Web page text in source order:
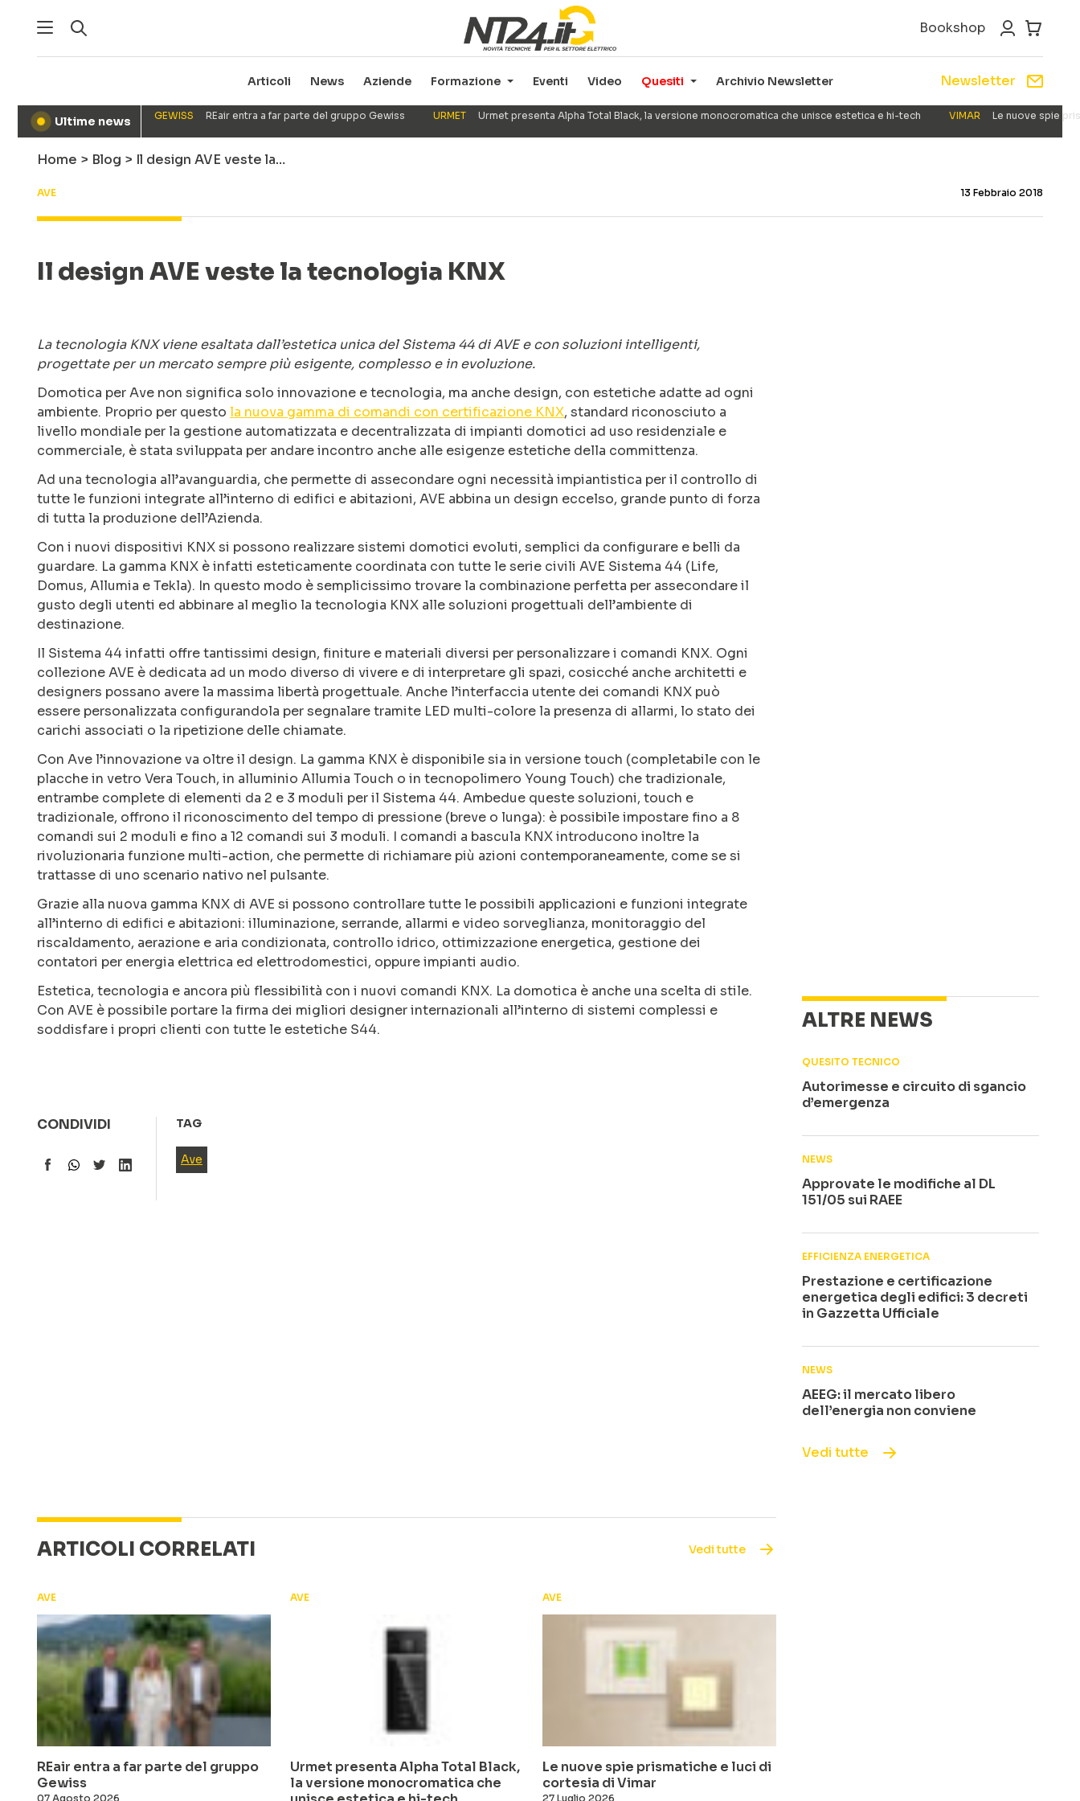
Bookshop
Articoli News Aziende Formazione Eventi Video Quesiti Archivio Newsletter Newsletter
● Ultime news GEWISS REair entra a far parte del gruppo Gewiss URMET Urmet presenta Alpha Total Black, la versione monocromatica che unisce estetica e hi-tech VIMAR Le nuove spie
Home > Blog > Il design AVE veste la…
AVE 13 Febbraio 2018
Il design AVE veste la tecnologia KNX
La tecnologia KNX viene esaltata dall’estetica unica del Sistema 44 di AVE e con soluzioni intelligenti,
progettate per un mercato sempre più esigente, complesso e in evoluzione.
Domotica per Ave non significa solo innovazione e tecnologia, ma anche design, con estetiche adatte ad ogni
ambiente. Proprio per questo la nuova gamma di comandi con certificazione KNX, standard riconosciuto a
livello mondiale per la gestione automatizzata e decentralizzata di impianti domotici ad uso residenziale e
commerciale, è stata sviluppata per andare incontro anche alle esigenze estetiche della committenza.
Ad una tecnologia all’avanguardia, che permette di assecondare ogni necessità impiantistica per il controllo di
tutte le funzioni integrate all’interno di edifici e abitazioni, AVE abbina un design eccelso, grande punto di forza
di tutta la produzione dell’Azienda.
Con i nuovi dispositivi KNX si possono realizzare sistemi domotici evoluti, semplici da configurare e belli da
guardare. La gamma KNX è infatti esteticamente coordinata con tutte le serie civili AVE Sistema 44 (Life,
Domus, Allumia e Tekla). In questo modo è semplicissimo trovare la combinazione perfetta per assecondare il
gusto degli utenti ed abbinare al meglio la tecnologia KNX alle soluzioni progettuali dell’ambiente di
destinazione.
Il Sistema 44 infatti offre tantissimi design, finiture e materiali diversi per personalizzare i comandi KNX. Ogni
collezione AVE è dedicata ad un modo diverso di vivere e di interpretare gli spazi, cosicché anche architetti e
designers possano avere la massima libertà progettuale. Anche l’interfaccia utente dei comandi KNX può
essere personalizzata configurandola per segnalare tramite LED multi-colore la presenza di allarmi, lo stato dei
carichi associati o la ripetizione delle chiamate.
Con Ave l’innovazione va oltre il design. La gamma KNX è disponibile sia in versione touch (completabile con le
placche in vetro Vera Touch, in alluminio Allumia Touch o in tecnopolimero Young Touch) che tradizionale,
entrambe complete di elementi da 2 e 3 moduli per il Sistema 44. Ambedue queste soluzioni, touch e
tradizionale, offrono il riconoscimento del tempo di pressione (breve o lunga): è possibile impostare fino a 8
comandi sui 2 moduli e fino a 12 comandi sui 3 moduli. I comandi a bascula KNX introducono inoltre la
rivoluzionaria funzione multi-action, che permette di richiamare più azioni contemporaneamente, come se si
trattasse di uno scenario nativo nel pulsante.
Grazie alla nuova gamma KNX di AVE si possono controllare tutte le possibili applicazioni e funzioni integrate
all’interno di edifici e abitazioni: illuminazione, serrande, allarmi e video sorveglianza, monitoraggio del
riscaldamento, aerazione e aria condizionata, controllo idrico, ottimizzazione energetica, gestione dei
contatori per energia elettrica ed elettrodomestici, oppure impianti audio.
Estetica, tecnologia e ancora più flessibilità con i nuovi comandi KNX. La domotica è anche una scelta di stile.
Con AVE è possibile portare la firma dei migliori designer internazionali all’interno di sistemi complessi e
soddisfare i propri clienti con tutte le estetiche S44.
CONDIVIDI TAG
Ave
ALTRE NEWS
QUESITO TECNICO
Autorimesse e circuito di sgancio
d’emergenza
NEWS
Approvate le modifiche al DL
151/05 sui RAEE
EFFICIENZA ENERGETICA
Prestazione e certificazione
energetica degli edifici: 3 decreti
in Gazzetta Ufficiale
NEWS
AEEG: il mercato libero
dell’energia non conviene
Vedi tutte
ARTICOLI CORRELATI Vedi tutte
AVE
REair entra a far parte del gruppo
Gewiss
07 Agosto 2026
AVE
Urmet presenta Alpha Total Black,
la versione monocromatica che
AVE
Le nuove spie prismatiche e luci di
cortesia di Vimar
27 Luglio 2026